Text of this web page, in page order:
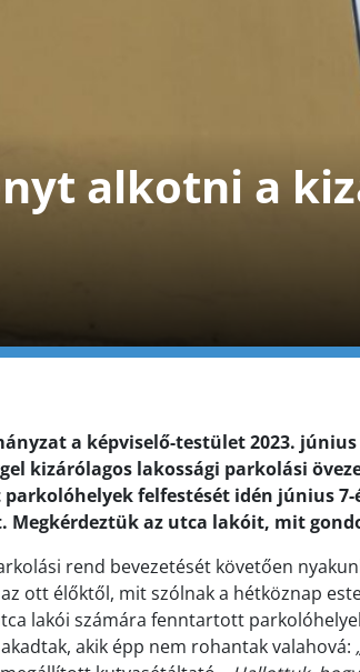
alkotni a
a képviselő-testület 2023.
kizárólagos lakossági parkolási
felfestését idén június
Megkérdeztük az utca lakóit, mit
rend bevezetését követően
ott élőktől, mit szólnak a hétköznap
lakói számára fenntartott
akik épp nem rohantak valahová: